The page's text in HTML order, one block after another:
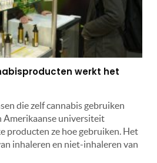
werkt het
die zelf cannabis gebruiken
Amerikaanse universiteit
producten ze hoe gebruiken. Het
inhaleren en niet-inhaleren van